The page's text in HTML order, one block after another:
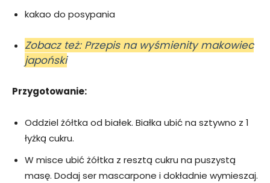
kakao do posypania
Zobacz też: Przepis na wyśmienity makowiec
japoński
Przygotowanie:
Oddziel żółtka od białek. Białka ubić na sztywno z 1
łyżką cukru.
W misce ubić żółtka z resztą cukru na puszystą
masę. Dodaj ser mascarpone i dokładnie wymieszaj.